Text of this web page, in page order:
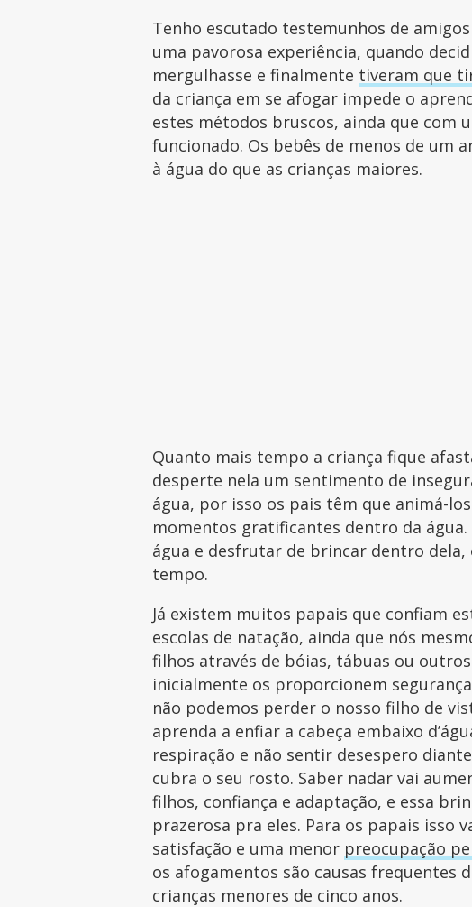
Tenho escutado testemunhos de
uma pavorosa experiência, quando
mergulhasse e finalmente tiveram que
da criança em se afogar impede o
estes métodos bruscos, ainda que com
funcionado. Os bebês de menos de um
à água do que as crianças maiores.
Quanto mais tempo a criança fique
desperte nela um sentimento de
água, por isso os pais têm que animá-
momentos gratificantes dentro da água.
água e desfrutar de brincar dentro dela,
tempo.
Já existem muitos papais que confiam
escolas de natação, ainda que nós
filhos através de bóias, tábuas ou
inicialmente os proporcionem
não podemos perder o nosso filho de
aprenda a enfiar a cabeça embaixo
respiração e não sentir desespero
cubra o seu rosto. Saber nadar vai
filhos, confiança e adaptação, e essa
prazerosa pra eles. Para os papais isso
satisfação e uma menor preocupação
os afogamentos são causas frequentes
crianças menores de cinco anos.